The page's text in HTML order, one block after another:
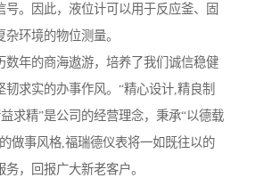
号。因此，液位计可以用于反应釜、固
环境的物位测量。
数年的商海遨游，培养了我们诚信稳健
韧求实的办事作风。“精心设计,精良制
求精”是公司的经营理念，秉承“以德载
做事风格,福瑞德仪表将一如既往以的
，回报广大新老客户。